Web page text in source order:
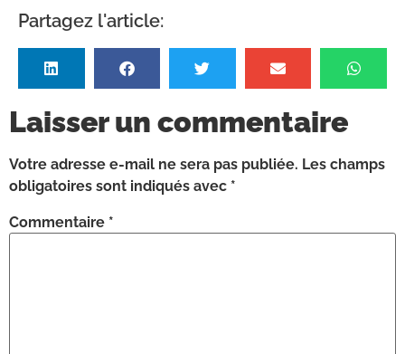
Partagez l'article:
Laisser un commentaire
Votre adresse e-mail ne sera pas publiée. Les champs
obligatoires sont indiqués avec *
Commentaire *